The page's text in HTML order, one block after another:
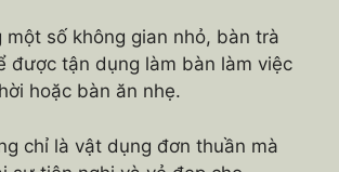
một số không gian nhỏ, bàn trà
được tận dụng làm bàn làm việc
hoặc bàn ăn nhẹ.
chỉ là vật dụng đơn thuần mà